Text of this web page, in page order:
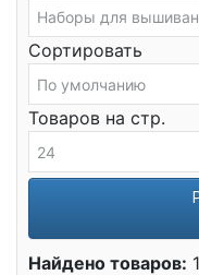
Сортировать
Товаров на стр.
Найдено товаров: 1